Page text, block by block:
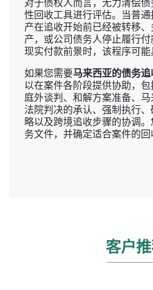
对于债权人而言，无力清偿
性回收工具进行评估。当普
产在追收开始前已经被转移
产，或公司债务人停止履行
现实付款前景时，该程序可能
如果您需要马来西亚的债务追
以在案件各阶段提供协助，包
庭外谈判、和解方案准备、
法院判决的承认、强制执行
略以及跨境追收步骤的协调
务文件，并确定适合案件的回
客户